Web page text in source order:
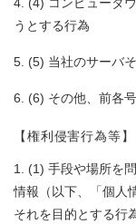
うとする行為
(5) 当社のサーバ
(6) その他、前各
【権利侵害行為等】
(1) 手段や場所を
情報（以下、「個人
それを目的とする行